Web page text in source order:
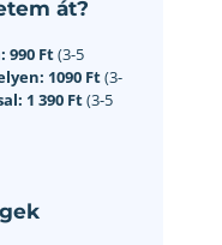
át?
990 Ft(3-5
1090 Ft(3-
1 390 Ft(3-5